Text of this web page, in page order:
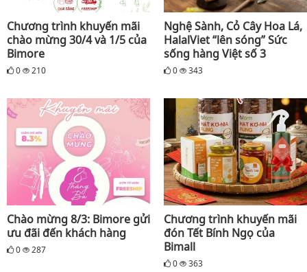
Chương trình khuyến mãi
chào mừng 30/4 và 1/5 của
Bimore
0 210
Nghệ Sành, Cỏ Cây Hoa Lá,
HalalViet “lên sóng” Sức
sống hàng Việt số 3
0 343
Chào mừng 8/3: Bimore gửi
ưu đãi đến khách hàng
0 287
Chương trình khuyến mãi
đón Tết Bính Ngọ của
Bimall
0 363